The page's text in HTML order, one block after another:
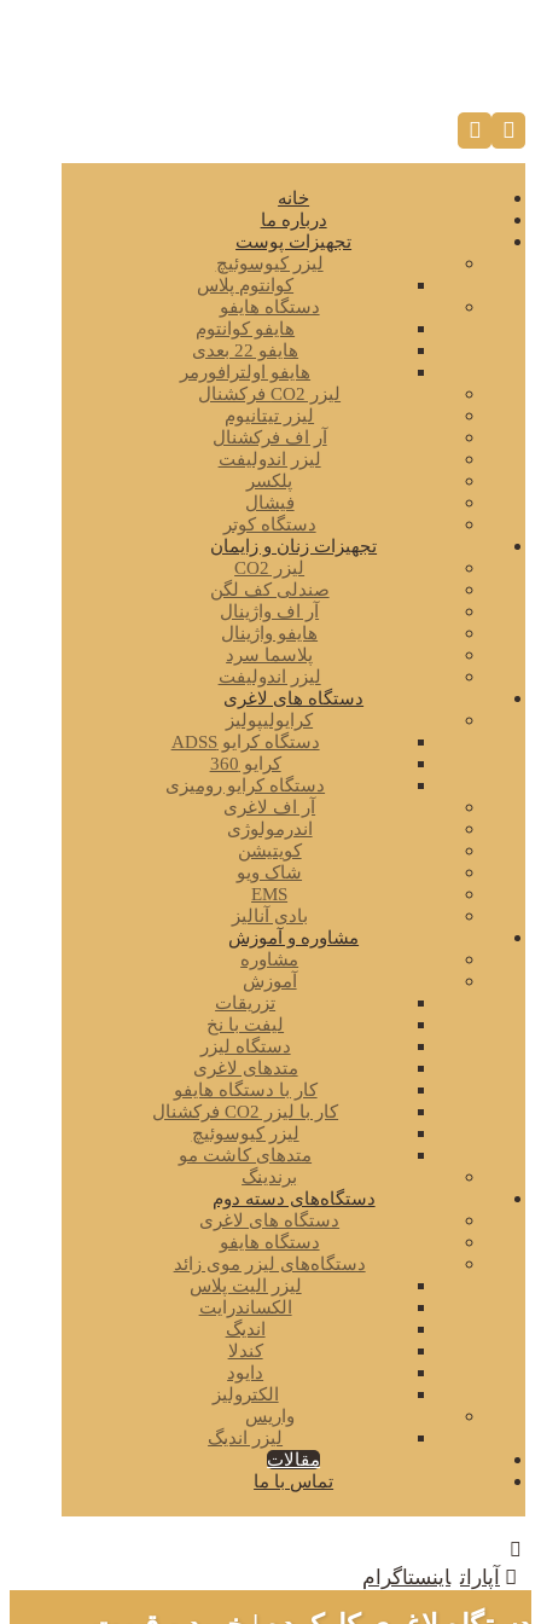
خانه
درباره ما
تجهیزات پوست
لیزر کیوسوئیچ
کوانتوم پلاس
دستگاه هایفو
هایفو کوانتوم
هایفو 22 بعدی
هایفو اولترافورمر
لیزر CO2 فرکشنال
لیزر تیتانیوم
آر اف فرکشنال
لیزر اندولیفت
پلکسر
فیشال
دستگاه کوتر
تجهیزات زنان و زایمان
لیزر CO2
صندلی کف لگن
آر اف واژینال
هایفو واژینال
پلاسما سرد
لیزر اندولیفت
دستگاه های لاغری
کرایولیپولیز
دستگاه کرایو ADSS
کرایو 360
دستگاه کرایو رومیزی
آر اف لاغری
اندرمولوژی
کویتیشن
شاک ویو
EMS
بادی آنالیز
مشاوره و آموزش
مشاوره
آموزش
تزریقات
لیفت با نخ
دستگاه لیزر
متدهای لاغری
کار با دستگاه هایفو
کار با لیزر CO2 فرکشنال
لیزر کیوسوئیچ
متدهای کاشت مو
برندینگ
دستگاه‌های دسته دوم
دستگاه های لاغری
دستگاه هایفو
دستگاه‌های لیزر موی زائد
لیزر الیت پلاس
الکساندرایت
اندیگ
کندلا
دایود
الکترولیز
واریس
لیزر اندیگ
مقالات
تماس با ما
آپارات اینستاگرام